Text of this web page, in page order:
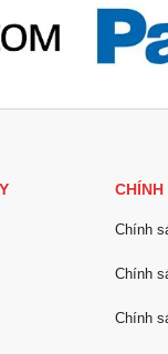
CHÍNH
Chính
Chính
Chính